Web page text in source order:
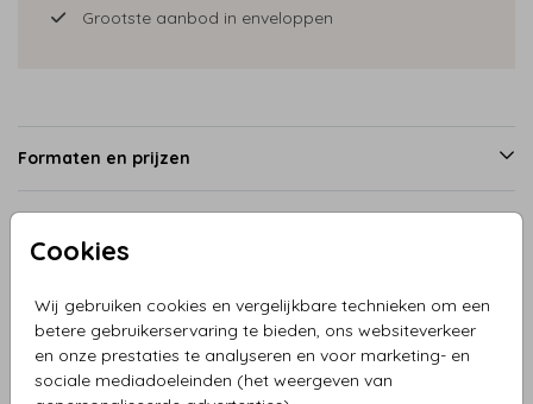
Cookies
Wij gebruiken cookies en vergelijkbare technieken om een
betere gebruikerservaring te bieden, ons websiteverkeer
en onze prestaties te analyseren en voor marketing- en
sociale mediadoeleinden (het weergeven van
Grootste aanbod in enveloppen
Formaten en prijzen
Productinformatie
Omschrijving
Geboortekaartjes jongen kinderwagen en zusjes met fris
landschap met bomen, vlaggetjes, bloemen en diertjes,